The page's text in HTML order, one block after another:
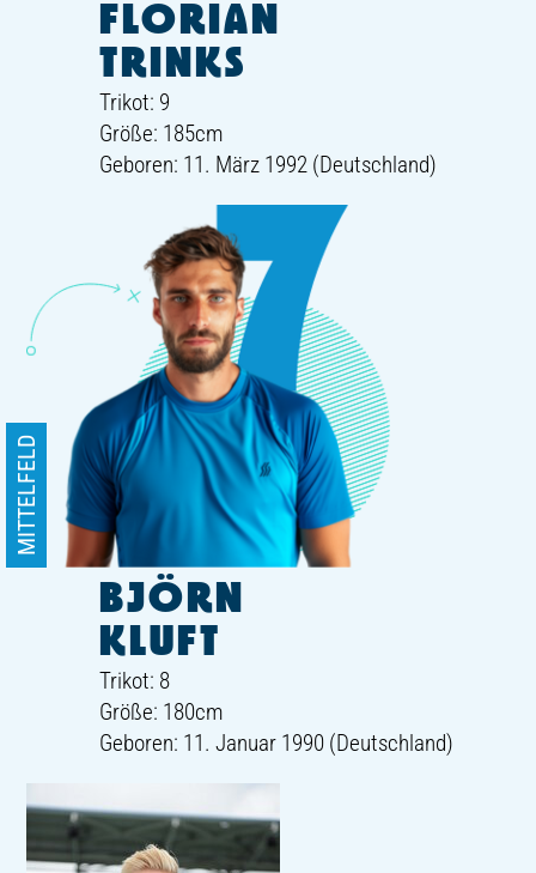
FLORIAN
TRINKS
Trikot: 9
Größe: 185cm
Geboren: 11. März 1992 (Deutschland)
BJÖRN
KLUFT
MITTELFELD
Trikot: 8
Größe: 180cm
Geboren: 11. Januar 1990 (Deutschland)